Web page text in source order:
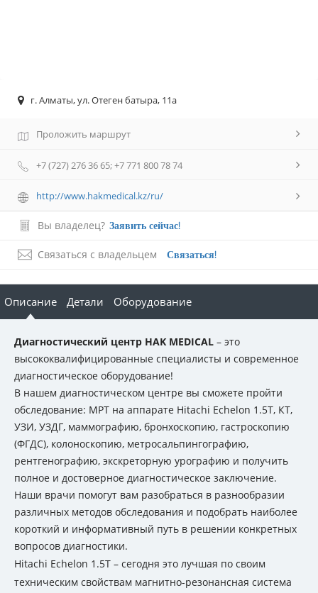
г. Алматы, ул. Отеген батыра, 11а
Проложить маршрут
+7 (727) 276 36 65; +7 771 800 78 74
http://www.hakmedical.kz/ru/
Вы владелец? Заявить сейчас!
Связаться с владельцем Связаться!
Описание Детали Оборудование
Диагностический центр HAK MEDICAL – это
высококвалифицированные специалисты и современное
диагностическое оборудование!
В нашем диагностическом центре вы сможете пройти
обследование: МРТ на аппарате Hitachi Echelon 1.5Т, КТ,
УЗИ, УЗДГ, маммографию, бронхоскопию, гастроскопию
(ФГДС), колоноскопию, метросальпингографию,
рентгенографию, экскреторную урографию и получить
полное и достоверное диагностическое заключение.
Наши врачи помогут вам разобраться в разнообразии
различных методов обследования и подобрать наиболее
короткий и информативный путь в решении конкретных
вопросов диагностики.
Hitachi Echelon 1.5Т – сегодня это лучшая по своим
техническим свойствам магнитно-резонансная система